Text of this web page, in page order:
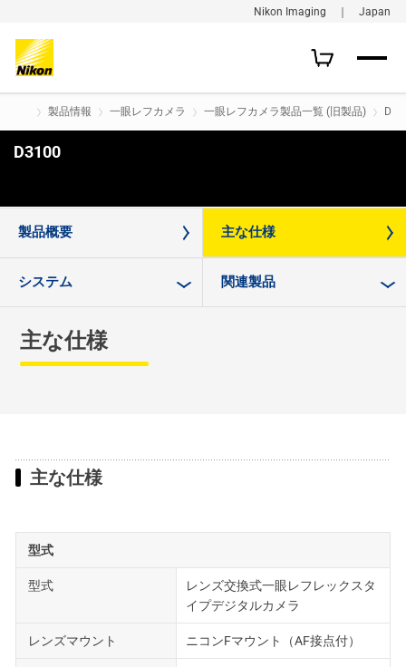
Nikon Imaging ｜ Japan
製品情報 一眼レフカメラ 一眼レフカメラ製品一覧 (旧製品)
D3100
製品概要 主な仕様
システム 関連製品
主な仕様
主な仕様
型式
型式
レンズ交換式一眼レフレックスタ
イプデジタルカメラ
レンズマウント ニコンFマウント（AF接点付）